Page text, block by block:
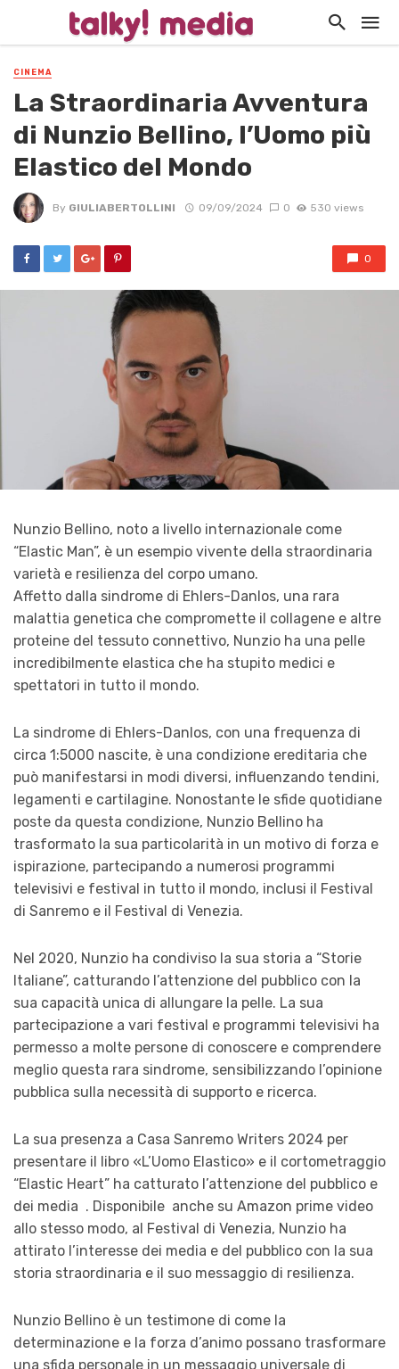
CINEMA
La Straordinaria Avventura
di Nunzio Bellino, l’Uomo più
Elastico del Mondo
By GIULIABERTOLLINI 09/09/2024 0 530 views
0
Nunzio Bellino, noto a livello internazionale come
“Elastic Man”, è un esempio vivente della straordinaria
varietà e resilienza del corpo umano.
Affetto dalla sindrome di Ehlers-Danlos, una rara
malattia genetica che compromette il collagene e altre
proteine del tessuto connettivo, Nunzio ha una pelle
incredibilmente elastica che ha stupito medici e
spettatori in tutto il mondo.
La sindrome di Ehlers-Danlos, con una frequenza di
circa 1:5000 nascite, è una condizione ereditaria che
può manifestarsi in modi diversi, influenzando tendini,
legamenti e cartilagine. Nonostante le sfide quotidiane
poste da questa condizione, Nunzio Bellino ha
trasformato la sua particolarità in un motivo di forza e
ispirazione, partecipando a numerosi programmi
televisivi e festival in tutto il mondo, inclusi il Festival
di Sanremo e il Festival di Venezia.
Nel 2020, Nunzio ha condiviso la sua storia a “Storie
Italiane”, catturando l’attenzione del pubblico con la
sua capacità unica di allungare la pelle. La sua
partecipazione a vari festival e programmi televisivi ha
permesso a molte persone di conoscere e comprendere
meglio questa rara sindrome, sensibilizzando l’opinione
pubblica sulla necessità di supporto e ricerca.
La sua presenza a Casa Sanremo Writers 2024 per
presentare il libro «L’Uomo Elastico» e il cortometraggio
“Elastic Heart” ha catturato l’attenzione del pubblico e
dei media . Disponibile anche su Amazon prime video
allo stesso modo, al Festival di Venezia, Nunzio ha
attirato l’interesse dei media e del pubblico con la sua
storia straordinaria e il suo messaggio di resilienza.
Nunzio Bellino è un testimone di come la
determinazione e la forza d’animo possano trasformare
una sfida personale in un messaggio universale di